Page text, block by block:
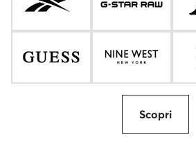
Scopri